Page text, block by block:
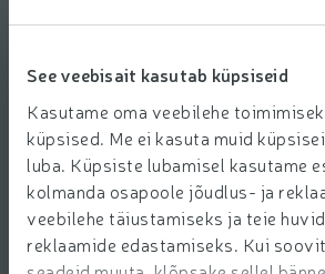
See veebisait kasutab küpsiseid
Kasutame oma veebilehe
küpsised. Me ei kasuta muid
luba. Küpsiste lubamisel kasutame
kolmanda osapoole jõudlus- ja
veebilehe täiustamiseks ja teie
reklaamide edastamiseks. Kui